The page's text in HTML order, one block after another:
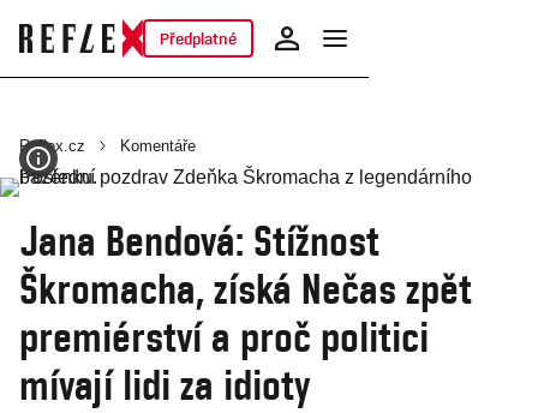
Předplatné
Reflex.cz Komentáře
Jana Bendová: Stížnost
Škromacha, získá Nečas zpět
premiérství a proč politici
mívají lidi za idioty